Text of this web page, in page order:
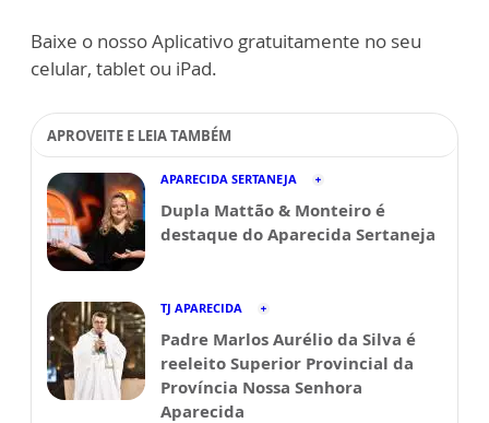
Baixe o nosso Aplicativo gratuitamente no seu
celular, tablet ou iPad.
APROVEITE E LEIA TAMBÉM
APARECIDA SERTANEJA
Dupla Mattão & Monteiro é
destaque do Aparecida Sertaneja
TJ APARECIDA
Padre Marlos Aurélio da Silva é
reeleito Superior Provincial da
Província Nossa Senhora
Aparecida